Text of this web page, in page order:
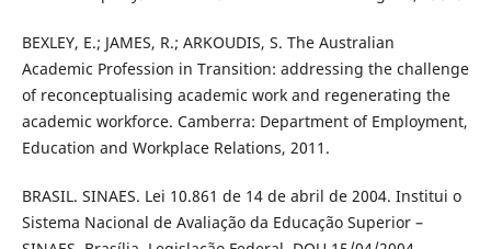
BEXLEY, E.; JAMES, R.; ARKOUDIS, S. The Australian
Academic Profession in Transition: addressing the challenge
of reconceptualising academic work and regenerating the
academic workforce. Camberra: Department of Employment,
Education and Workplace Relations, 2011.
BRASIL. SINAES. Lei 10.861 de 14 de abril de 2004. Institui o
Sistema Nacional de Avaliação da Educação Superior –